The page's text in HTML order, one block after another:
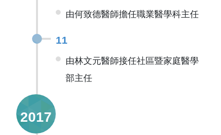
由何致德醫師擔任職業醫學科主任
11
由林文元醫師接任社區暨家庭醫學
部主任
2017